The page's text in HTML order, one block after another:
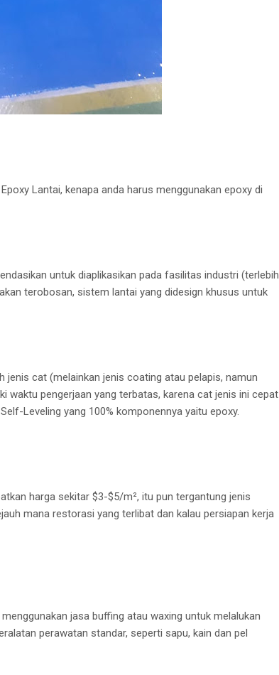
Lantai, kenapa anda harus menggunakan epoxy di
untuk diaplikasikan pada fasilitas industri (terlebih
terobosan, sistem lantai yang didesign khusus untuk
jenis cat (melainkan jenis coating atau pelapis, namun
waktu pengerjaan yang terbatas, karena cat jenis ini cepat
Leveling yang 100% komponennya yaitu epoxy.
harga sekitar $3-$5/m², itu pun tergantung jenis
mana restorasi yang terlibat dan kalau persiapan kerja
jasa buffing atau waxing untuk melalukan
perawatan standar, seperti sapu, kain dan pel